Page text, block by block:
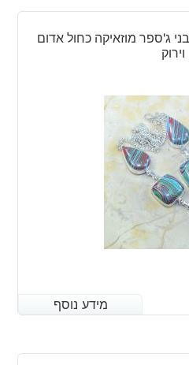
ג'ספר מוזאיקה כחול אדום
וירוק
מידע נוסף
מידע נוסף